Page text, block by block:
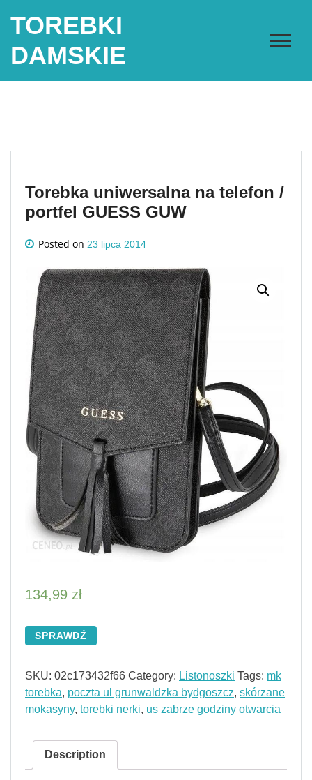
TOREBKI
DAMSKIE
Torebka uniwersalna na telefon /
portfel GUESS GUW
Posted on 23 lipca 2014
134,99 zł
SPRAWDŹ
SKU: 02c173432f66 Category: Listonoszki Tags: mk
torebka, poczta ul grunwaldzka bydgoszcz, skórzane
mokasyny, torebki nerki, us zabrze godziny otwarcia
Description